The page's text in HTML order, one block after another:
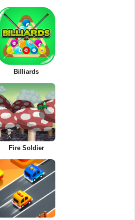
Billiards
Fire Soldier